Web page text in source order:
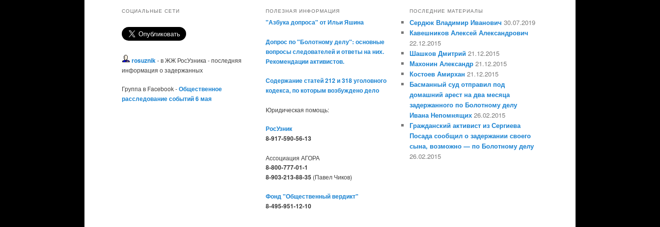
СОЦИАЛЬНЫЕ СЕТИ
rosuznik- в ЖЖ РосУзника - последняя
информация о задержанных
Группа в Facebook -Общественное
расследование событий 6 мая
ПОЛЕЗНАЯ ИНФОРМАЦИЯ
"Азбука допроса" от Ильи Яшина
Допрос по "Болотному делу": основные
вопросы следователей и ответы на них.
Рекомендации активистов.
Содержание статей 212 и 318 уголовного
кодекса, по которым возбуждено дело
Юридическая помощь:
РосУзник
8-917-590-56-13
Ассоциация АГОРА
8-800-777-01-1
8-903-213-88-35 (Павел Чиков)
Фонд "Общественный вердикт"
8-495-951-12-10
ПОСЛЕДНИЕ МАТЕРИАЛЫ
Сердюк Владимир Иванович 30.07.2019
Кавешников Алексей Александрович
22.12.2015
Шашков Дмитрий 21.12.2015
Махонин Александр 21.12.2015
Костоев Амирхан 21.12.2015
Басманный суд отправил под
домашний арест на два месяца
задержанного по Болотному делу
Ивана Непомнящих 26.02.2015
Гражданский активист из Сергиева
Посада сообщил о задержании своего
сына, возможно — по Болотному делу
26.02.2015